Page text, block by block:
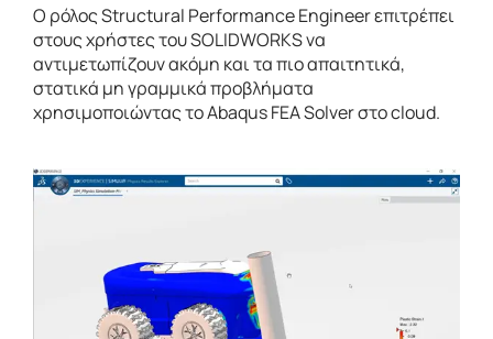
Ο ρόλος Structural Performance Engineer επιτρέπει
στους χρήστες του SOLIDWORKS να
αντιμετωπίζουν ακόμη και τα πιο απαιτητικά,
στατικά μη γραμμικά προβλήματα
χρησιμοποιώντας το Abaqus FEA Solver στο cloud.